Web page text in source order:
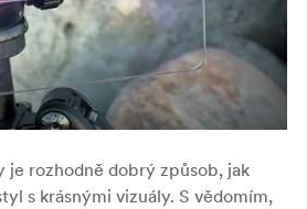
je rozhodně dobrý způsob, jak
s krásnými vizuály. S vědomím,